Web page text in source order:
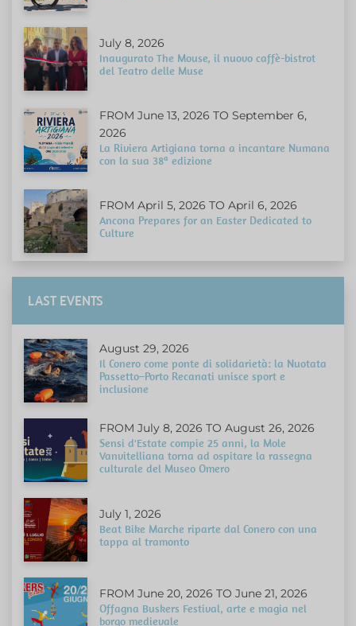
July 8, 2026
Inaugurato The Mouse, il nuovo caffè-bistrot
del Teatro delle Muse
FROM June 13, 2026 TO September 6,
2026
La Riviera Artigiana torna a incantare Numana
con la sua 38ª edizione
FROM April 5, 2026 TO April 6, 2026
Ancona Prepares for an Easter Dedicated to
Culture
LAST EVENTS
August 29, 2026
Il Conero come ponte di solidarietà: la Nuotata
Passetto–Porto Recanati unisce sport e
inclusione
FROM July 8, 2026 TO August 26, 2026
Sensi d'Estate compie 25 anni, la Mole
Vanvitelliana torna ad ospitare la rassegna
culturale del Museo Omero
July 1, 2026
Beat Bike Marche riparte dal Conero con una
tappa al tramonto
FROM June 20, 2026 TO June 21, 2026
Offagna Buskers Festival, arte e magia nel
borgo medievale